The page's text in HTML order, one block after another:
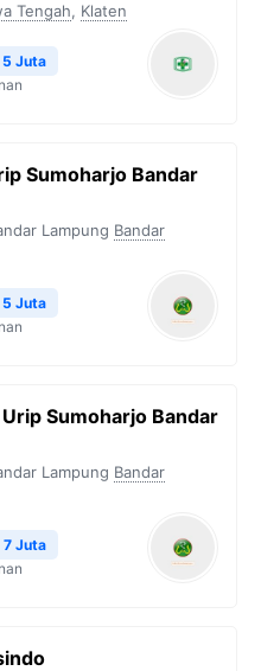
Tengah, Klaten
Juta
Sumoharjo Bandar
Lampung Bandar
Juta
Sumoharjo Bandar
Lampung Bandar
Juta